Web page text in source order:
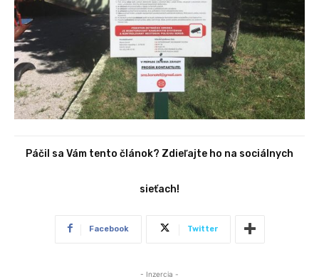
Páčil sa Vám tento článok? Zdieľajte ho na sociálnych
sieťach!
Facebook Twitter
- Inzercia -